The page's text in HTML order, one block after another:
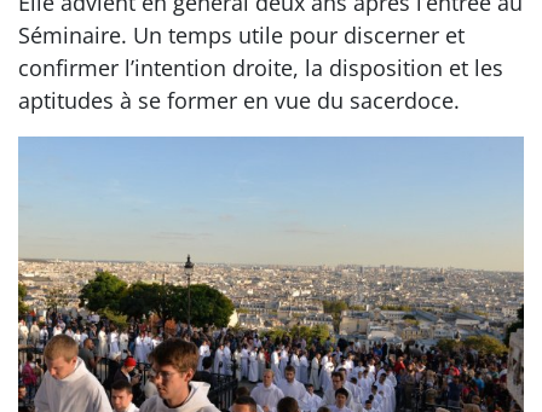
Séminaire. Un temps utile pour discerner et
confirmer l’intention droite, la disposition et les
aptitudes à se former en vue du sacerdoce.